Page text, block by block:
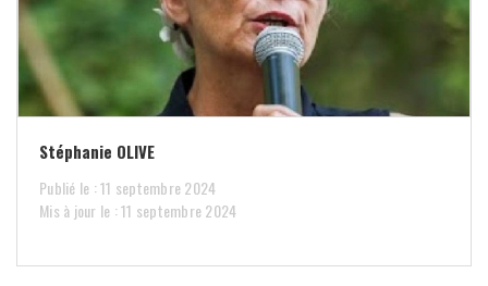
Stéphanie OLIVE
Publié le : 11 septembre 2024
Mis à jour le : 11 septembre 2024